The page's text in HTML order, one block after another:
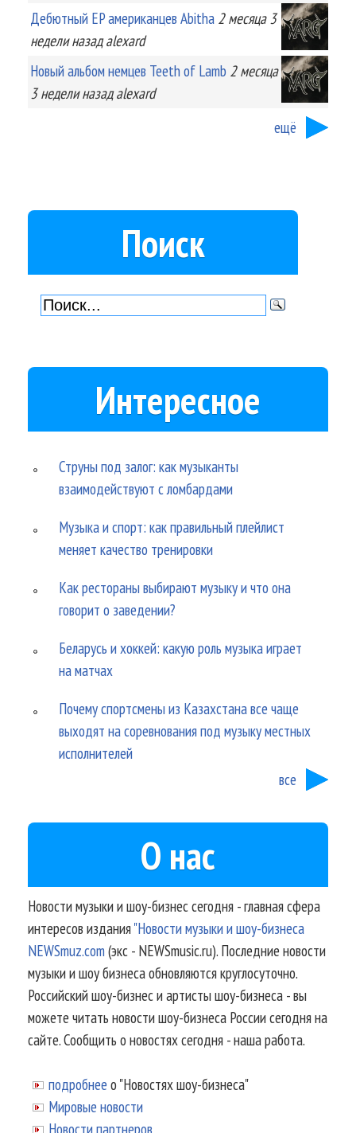
Дебютный EP американцев Abitha 2 месяца 3
неделиназад alexard
Новый альбом немцев Teeth of Lamb 2 месяца
3 неделиназад alexard
ещё
Поиск
Интересное
Струны под залог: как музыканты
взаимодействуют с ломбардами
Музыка и спорт: как правильный плейлист
меняет качество тренировки
Как рестораны выбирают музыку и что она
говорит о заведении?
Беларусь и хоккей: какую роль музыка играет
на матчах
Почему спортсмены из Казахстана все чаще
выходят на соревнования под музыку местных
исполнителей
все
О нас
Новости музыки и шоу-бизнес сегодня - главная сфера
интересов издания"Новости музыки и шоу-бизнеса
NEWSmuz.com(экс - NEWSmusic.ru). Последние новости
музыки и шоу бизнеса обновляются круглосуточно.
Российский шоу-бизнес и артисты шоу-бизнеса - вы
можете читать новости шоу-бизнеса России сегодня на
сайте. Сообщить о новостях сегодня - наша работа.
подробнее о "Новостях шоу-бизнеса"
Мировые новости
Новости партнеров